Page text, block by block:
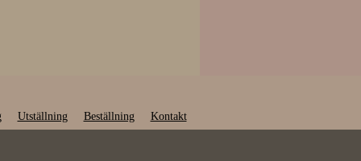
Utställning Beställning Kontakt